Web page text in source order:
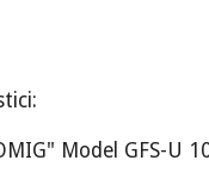
Model GFS-U